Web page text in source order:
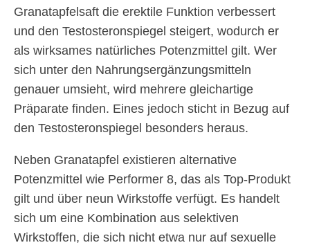
Granatapfelsaft die erektile Funktion verbessert
und den Testosteronspiegel steigert, wodurch er
als wirksames natürliches Potenzmittel gilt. Wer
sich unter den Nahrungsergänzungsmitteln
genauer umsieht, wird mehrere gleichartige
Präparate finden. Eines jedoch sticht in Bezug auf
den Testosteronspiegel besonders heraus.
Neben Granatapfel existieren alternative
Potenzmittel wie Performer 8, das als Top-Produkt
gilt und über neun Wirkstoffe verfügt. Es handelt
sich um eine Kombination aus selektiven
Wirkstoffen, die sich nicht etwa nur auf sexuelle